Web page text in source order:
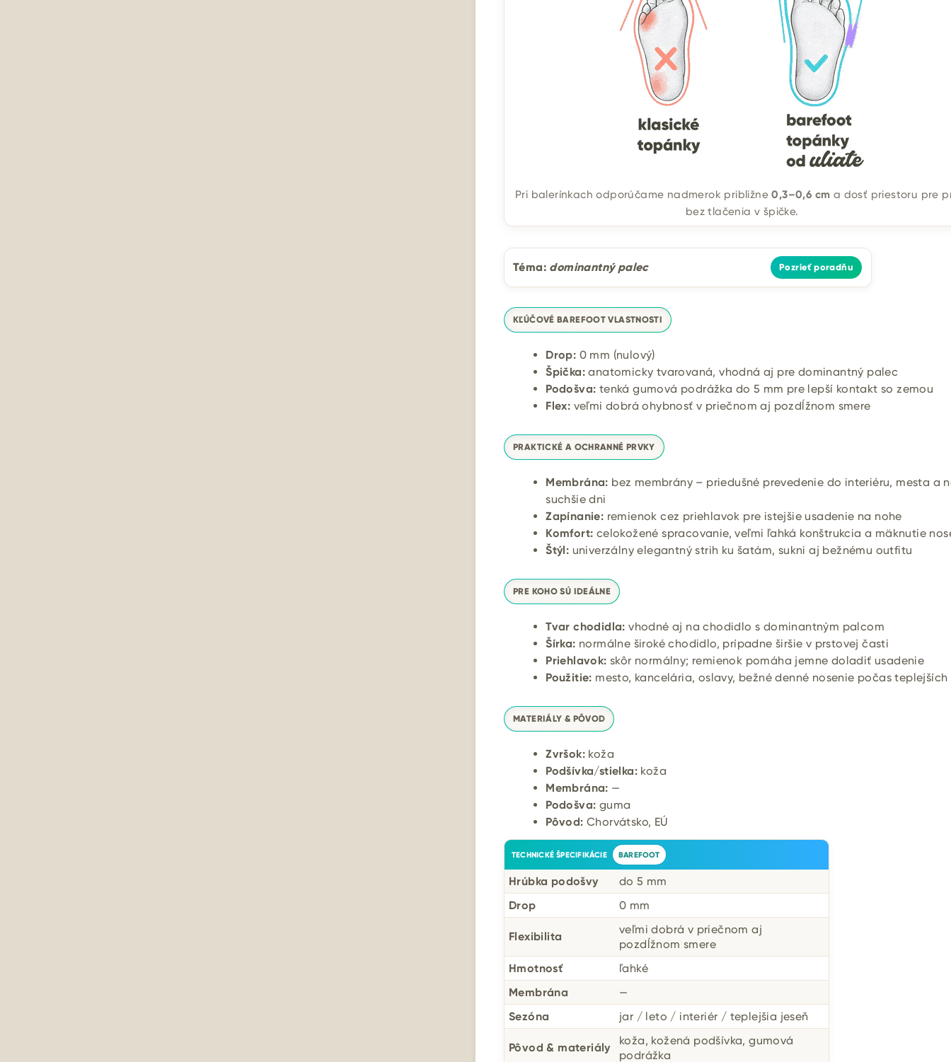
Pri balerínkach odporúčame nadmerok približne0,3–0,6 cm a dosť priestoru pre
bez tlačenia v špičke.
Téma: dominantný palec Pozrieť poradňu
KĽÚČOVÉ BAREFOOT VLASTNOSTI
Drop: 0 mm (nulový)
Špička: anatomicky tvarovaná, vhodná aj pre dominantný palec
Podošva: tenká gumová podrážka do 5 mm pre lepší kontakt so zemou
Flex: veľmi dobrá ohybnosť v priečnom aj pozdĺžnom smere
PRAKTICKÉ A OCHRANNÉ PRVKY
Membrána: bez membrány – priedušné prevedenie do interiéru, mesta a
suchšie dni
Zapínanie: remienok cez priehlavok pre istejšie usadenie na nohe
Komfort: celokožené spracovanie, veľmi ľahká konštrukcia a mäknutie
Štýl: univerzálny elegantný strih ku šatám, sukni aj bežnému outfitu
PRE KOHO SÚ IDEÁLNE
Tvar chodidla: vhodné aj na chodidlo s dominantným palcom
Šírka: normálne široké chodidlo, prípadne širšie v prstovej časti
Priehlavok: skôr normálny; remienok pomáha jemne doladiť usadenie
Použitie: mesto, kancelária, oslavy, bežné denné nosenie počas teplejších
MATERIÁLY & PÔVOD
Zvršok: koža
Podšívka/stielka: koža
Membrána: —
Podošva: guma
Pôvod: Chorvátsko, EÚ
TECHNICKÉ ŠPECIFIKÁCIE BAREFOOT
Hrúbka podošvy
do 5 mm
Drop
0 mm
Flexibilita
veľmi dobrá v priečnom aj
pozdĺžnom smere
Hmotnosť
ľahké
Membrána
—
Sezóna
jar / leto / interiér / teplejšia jeseň
Pôvod & materiály
koža, kožená podšívka, gumová
podrážka